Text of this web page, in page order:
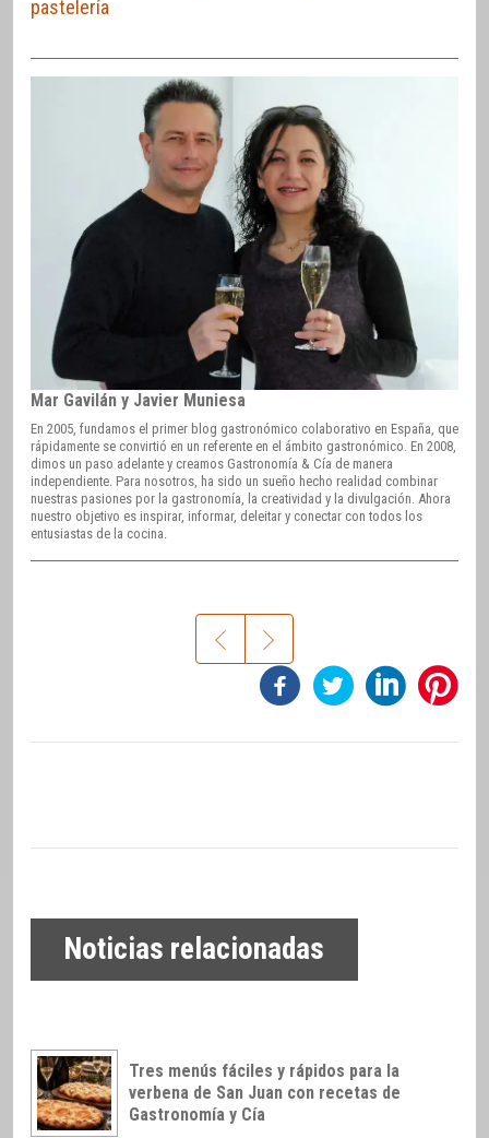
pastelería
Mar Gavilán y Javier Muniesa
En 2005, fundamos el primer blog gastronómico colaborativo en España, que
rápidamente se convirtió en un referente en el ámbito gastronómico. En 2008,
dimos un paso adelante y creamos Gastronomía & Cía de manera
independiente. Para nosotros, ha sido un sueño hecho realidad combinar
nuestras pasiones por la gastronomía, la creatividad y la divulgación. Ahora
nuestro objetivo es inspirar, informar, deleitar y conectar con todos los
entusiastas de la cocina.
Noticias relacionadas
Tres menús fáciles y rápidos para la
verbena de San Juan con recetas de
Gastronomía y Cía